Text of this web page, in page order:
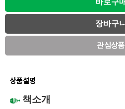
관심상품
상품설명
책소개